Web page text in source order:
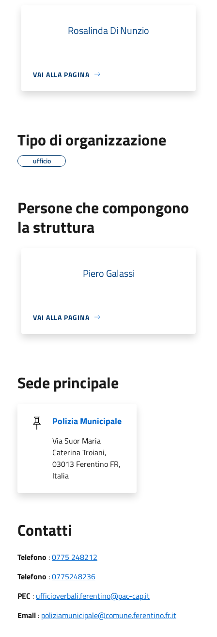
Rosalinda Di Nunzio
VAI ALLA PAGINA
Tipo di organizzazione
ufficio
Persone che compongono
la struttura
Piero Galassi
VAI ALLA PAGINA
Sede principale
Polizia Municipale
Via Suor Maria
Caterina Troiani,
03013 Ferentino FR,
Italia
Contatti
Telefono :0775 248212
Telefono :0775248236
PEC : ufficioverbali.ferentino@pac-cap.it
Email : poliziamunicipale@comune.ferentino.fr.it